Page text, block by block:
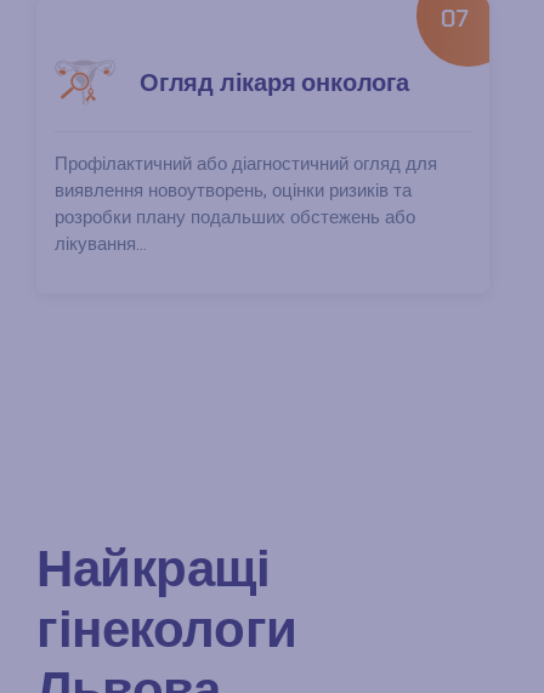
07
Огляд лікаря онколога
Профілактичний або діагностичний огляд для
виявлення новоутворень, оцінки ризиків та
розробки плану подальших обстежень або
лікування...
Найкращі
гінекологи